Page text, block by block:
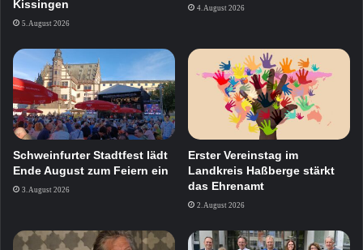
Kissingen
5. August 2026
4. August 2026
Schweinfurter Stadtfest lädt
Ende August zum Feiern ein
3. August 2026
Erster Vereinstag im
Landkreis Haßberge stärkt
das Ehrenamt
2. August 2026